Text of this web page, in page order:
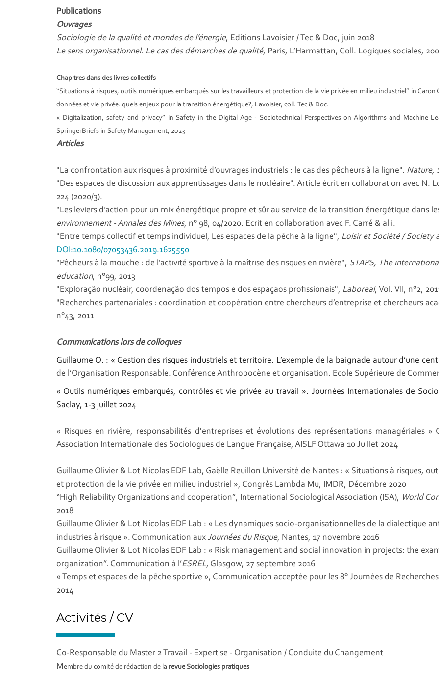
Publications
Ouvrages
Sociologie de la qualité et mondes de l’énergie, Editions Lavoisier / Tec & Doc, juin 2018
Le sens organisationnel. Le cas des démarches de qualité, Paris, L’Harmattan, Coll. Logiques sociales,
Chapitres dans des livres collectifs
“Situations à risques, outils numériques embarqués sur les travailleurs et protection de la vie privée en milieu industriel” in Caron
données et vie privée: quels enjeux pour la transition énergétique?, Lavoisier, coll. Tec & Doc.
« Digitalization, safety and privacy” in Safety in the Digital Age - Sociotechnical Perspectives on Algorithms and Machine
SpringerBriefs in Safety Management, 2023
Articles
"La confrontation aux risques à proximité d’ouvrages industriels : le cas des pêcheurs à la ligne". Nature,
"Des espaces de discussion aux apprentissages dans le nucléaire". Article écrit en collaboration avec N.
224 (2020/3).
"Les leviers d’action pour un mix énergétique propre et sûr au service de la transition énergétique dans
environnement - Annales des Mines, n° 98, 04/2020. Ecrit en collaboration avec F. Carré & alii.
"Entre temps collectif et temps individuel, Les espaces de la pêche à la ligne", Loisir et Société / Society
DOI:10.1080/07053436.2019.1625550
"Pêcheurs à la mouche : de l’activité sportive à la maîtrise des risques en rivière", STAPS, The
education, n°99, 2013
"Exploração nucléair, coordenação dos tempos e dos espaçaos profissionais", Laboreal, Vol. VII, n°2,
"Recherches partenariales : coordination et coopération entre chercheurs d’entreprise et chercheurs
n°43, 2011
Communications lors de colloques
Guillaume O. : « Gestion des risques industriels et territoire. L’exemple de la baignade autour d’une
de l’Organisation Responsable. Conférence Anthropocène et organisation. Ecole Supérieure de
« Outils numériques embarqués, contrôles et vie privée au travail ». Journées Internationales de
Saclay, 1-3 juillet 2024
« Risques en rivière, responsabilités d'entreprises et évolutions des représentations managériales
Association Internationale des Sociologues de Langue Française, AISLF Ottawa 10 Juillet 2024
Guillaume Olivier & Lot Nicolas EDF Lab, Gaëlle Reuillon Université de Nantes : « Situations à risques,
et protection de la vie privée en milieu industriel », Congrès Lambda Mu, IMDR, Décembre 2020
“High Reliability Organizations and cooperation”, International Sociological Association (ISA), World
2018
Guillaume Olivier & Lot Nicolas EDF Lab : « Les dynamiques socio-organisationnelles de la dialectique
industries à risque ». Communication aux Journées du Risque, Nantes, 17 novembre 2016
Guillaume Olivier & Lot Nicolas EDF Lab : « Risk management and social innovation in projects: the
organization”. Communication à l’ESREL, Glasgow, 27 septembre 2016
« Temps et espaces de la pêche sportive », Communication acceptée pour les 8° Journées de
2014
Activités / CV
Co-Responsable du Master 2 Travail - Expertise - Organisation / Conduite du Changement
Membre du comité de rédaction de la revue Sociologies pratiques